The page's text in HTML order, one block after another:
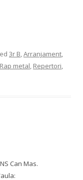
3r B,Arranjament,
Rap metal, Repertori,
Can Mas.